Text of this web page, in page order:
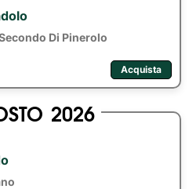
Di Pinerolo
Acquista
2026